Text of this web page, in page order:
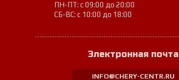
ПН-ПТ: с 09:00 до 20:00
СБ-ВС: с 10:00 до 18:00
Электронная почта
INFO@CHERY-CENTR.RU